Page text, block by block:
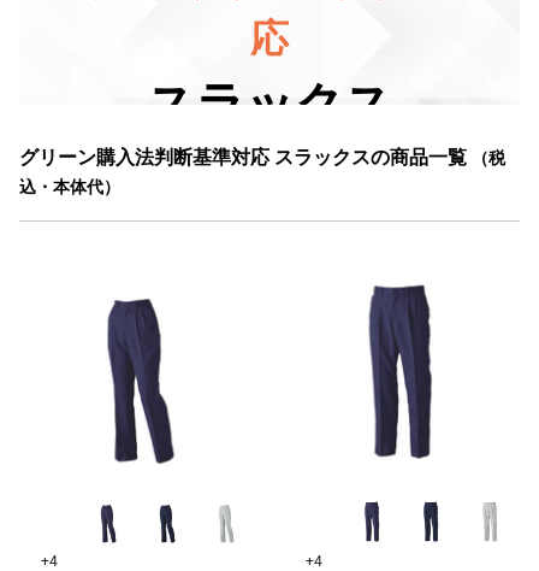
応
スラックス
グリーン購入法判断基準対応 スラックスの商品一覧
（税
込・本体代）
+4
+4